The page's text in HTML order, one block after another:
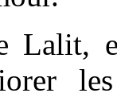
Lalit,